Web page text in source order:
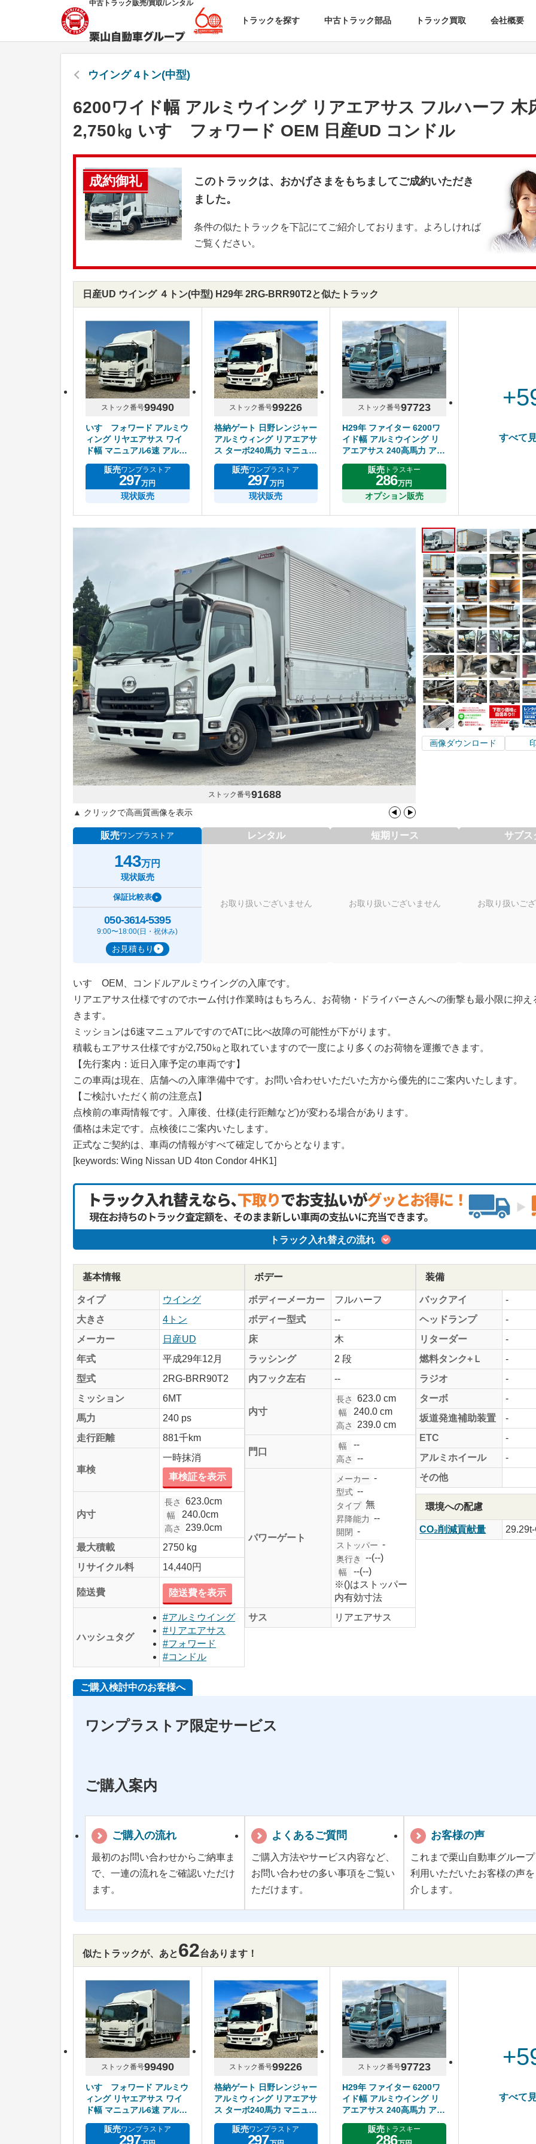
中古トラック販売/買取/レンタル
トラックを探す 中古トラック部品 トラック買取 会社概要
ウイング 4トン(中型)
6200ワイド幅 アルミウイング リアエアサス フルハーフ 木
2,750㎏ いすゞフォワード OEM 日産UD コンドル
成約御礼
このトラックは、おかげさまをもちましてご成約いただき
ました。
条件の似たトラックを下記にてご紹介しております。よろしければ
ご覧ください。
日産UD ウイング ４トン(中型) H29年 2RG-BRR90T2と似たトラック
ストック番号99490
いすゞフォワード アルミウ
ィング リヤエアサス ワイ
ド幅 マニュアル6速 アルミ
ホイール
販売ワンプラストア
297万円
現状販売
ストック番号99226
格納ゲート 日野レンジャー
アルミウィング リアエアサ
ス ターボ240馬力 マニュア
ル6速 積載2.3トン
販売ワンプラストア
297万円
現状販売
ストック番号97723
H29年 ファイター 6200ワ
イド幅 アルミウイング リ
アエアサス 240高馬力 アル
ミホイール メッキパーツ多
数 床鉄板 6MT
販売トラスキー
286万円
オプション販売
すべて
ストック番号91688
▲ クリックで高画質画像を表示
画像ダウンロード
販売ワンプラストア
143万円
現状販売
保証比較表
050-3614-5395
9:00〜18:00(日・祝休み)
お見積もり
レンタル
お取り扱いございません
短期リース
お取り扱いございません
サブス
お取り扱いご
いすゞOEM、コンドルアルミウイングの入庫です。
リアエアサス仕様ですのでホーム付け作業時はもちろん、お荷物・ドライバーさんへの衝撃も最小限に抑え
きます。
ミッションは6速マニュアルですのでATに比べ故障の可能性が下がります。
積載もエアサス仕様ですが2,750㎏と取れていますので一度により多くのお荷物を運搬できます。
【先行案内：近日入庫予定の車両です】
この車両は現在、店舗への入庫準備中です。お問い合わせいただいた方から優先的にご案内いたします。
【ご検討いただく前の注意点】
点検前の車両情報です。入庫後、仕様(走行距離など)が変わる場合があります。
価格は未定です。点検後にご案内いたします。
正式なご契約は、車両の情報がすべて確定してからとなります。
[keywords: Wing Nissan UD 4ton Condor 4HK1]
トラック入れ替えの流れ
基本情報
タイプ
ウイング
大きさ
4トン
メーカー
日産UD
年式
平成29年12月
型式
2RG-BRR90T2
ミッション
6MT
馬力
240 ps
走行距離
881千km
車検
一時抹消
車検証を表示
内寸
長さ 623.0cm
幅 240.0cm
高さ
239.0cm
最大積載
2750 kg
リサイクル料
14,440円
陸送費 陸送費を表示
ハッシュタグ
#アルミウイング
#リアエアサス
#フォワード
#コンドル
ボデー
ボディーメーカー
フルハーフ
ボディー型式
--
床
木
ラッシング
2 段
内フック左右
--
内寸
長さ 623.0 cm
幅 240.0 cm
高さ 239.0 cm
門口
幅 --
高さ --
パワーゲート
メーカー -
型式 --
タイプ 無
昇降能力 --
開閉 -
ストッパー -
奥行き --(--)
幅
--(--)
※()はストッパー
内有効寸法
サス
リアエアサス
装備
バックアイ
-
ヘッドランプ
-
リターダー
-
燃料タンク+Ｌ
-
ラジオ
-
ターボ
-
坂道発進補助装置
-
ETC
-
アルミホイール
-
その他
環境への配慮
CO₂削減貢献量
ご購入検討中のお客様へ
ワンプラストア限定サービス
ご購入案内
ご購入の流れ
最初のお問い合わせからご納車ま
で、一連の流れをご確認いただけ
ます。
よくあるご質問
ご購入方法やサービス内容など、
お問い合わせの多い事項をご覧い
ただけます。
お客様の声
これまで栗山自動車グルー
利用いただいたお客様の声
介します。
似たトラックが、あと62台あります！
ストック番号99490
いすゞフォワード アルミウ
ィング リヤエアサス ワイ
ド幅 マニュアル6速 アルミ
ホイール
販売ワンプラストア
297
ストック番号99226
格納ゲート 日野レンジャー
アルミウィング リアエアサ
ス ターボ240馬力 マニュア
ル6速 積載2.3トン
販売ワンプラストア
297
ストック番号97723
H29年 ファイター 6200ワ
イド幅 アルミウイング リ
アエアサス 240高馬力 アル
ミホイール メッキパーツ多
数 床鉄板 6MT
販売トラスキー
286
すべて